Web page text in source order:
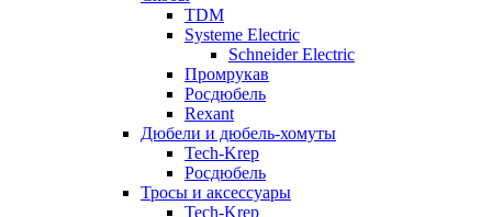
TDM
Systeme Electric
Schneider Electric
Промрукав
Росдюбель
Rexant
Дюбели и дюбель-хомуты
Tech-Krep
Росдюбель
Тросы и аксессуары
Tech-Krep